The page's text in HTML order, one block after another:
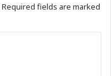
Required fields are marked